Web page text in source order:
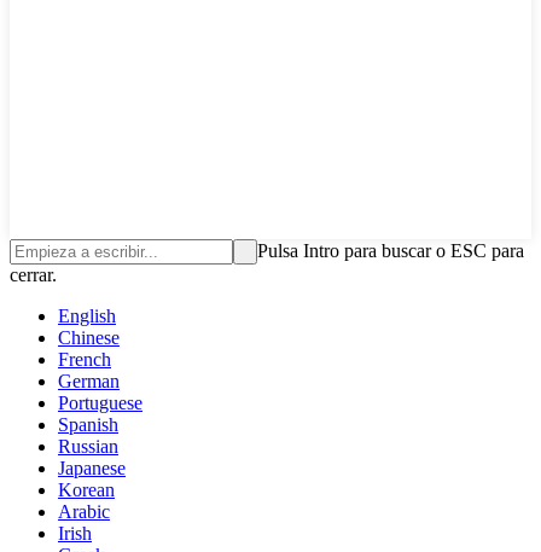
Pulsa Intro para buscar o ESC para
cerrar.
English
Chinese
French
German
Portuguese
Spanish
Russian
Japanese
Korean
Arabic
Irish